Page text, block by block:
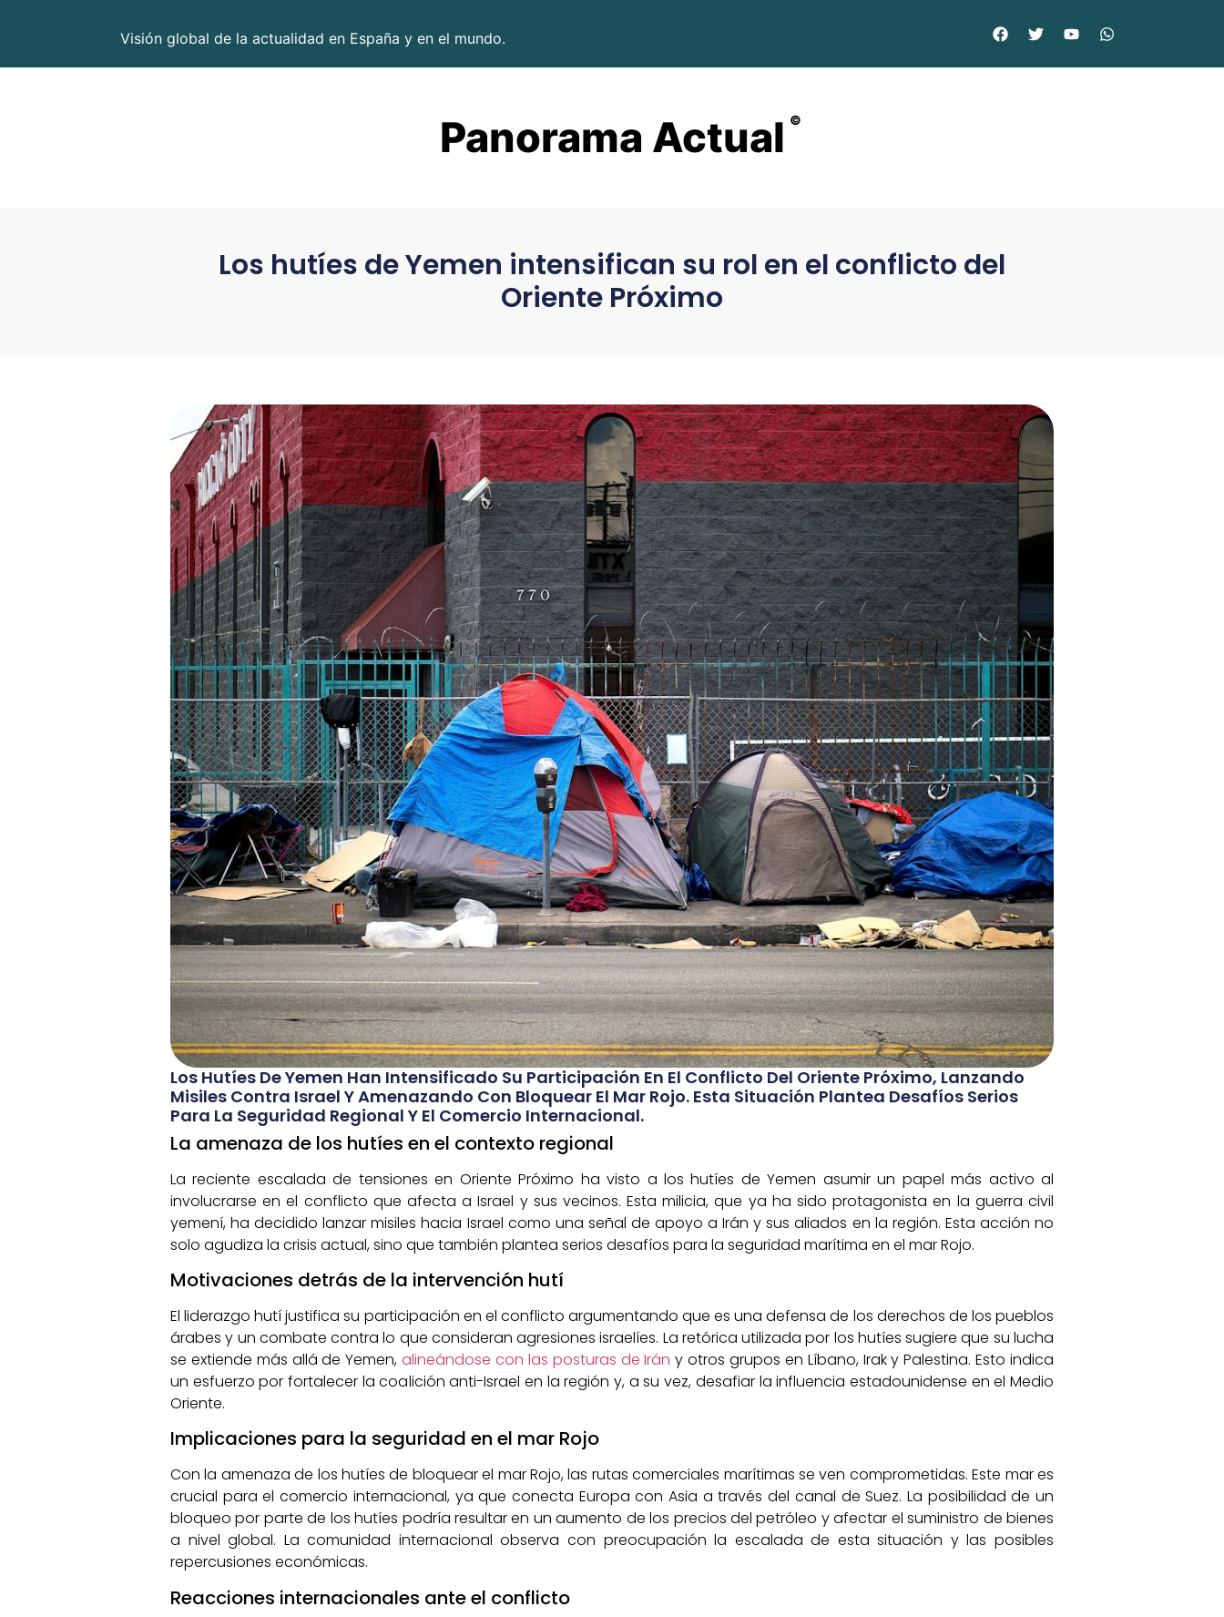
Visión global de la actualidad en España y en el mundo.
Panorama Actual ©
Los hutíes de Yemen intensifican su rol en el conflicto del
Oriente Próximo
Los Hutíes De Yemen Han Intensificado Su Participación En El Conflicto Del Oriente Próximo, Lanzando
Misiles Contra Israel Y Amenazando Con Bloquear El Mar Rojo. Esta Situación Plantea Desafíos Serios
Para La Seguridad Regional Y El Comercio Internacional.
La amenaza de los hutíes en el contexto regional
La reciente escalada de tensiones en Oriente Próximo ha visto a los hutíes de Yemen asumir un papel más activo al
involucrarse en el conflicto que afecta a Israel y sus vecinos. Esta milicia, que ya ha sido protagonista en la guerra civil
yemení, ha decidido lanzar misiles hacia Israel como una señal de apoyo a Irán y sus aliados en la región. Esta acción no
solo agudiza la crisis actual, sino que también plantea serios desafíos para la seguridad marítima en el mar Rojo.
Motivaciones detrás de la intervención hutí
El liderazgo hutí justifica su participación en el conflicto argumentando que es una defensa de los derechos de los pueblos
árabes y un combate contra lo que consideran agresiones israelíes. La retórica utilizada por los hutíes sugiere que su lucha
se extiende más allá de Yemen,alineándose con las posturas de Irán y otros grupos en Líbano, Irak y Palestina. Esto indica
un esfuerzo por fortalecer la coalición anti-Israel en la región y, a su vez, desafiar la influencia estadounidense en el Medio
Oriente.
Implicaciones para la seguridad en el mar Rojo
Con la amenaza de los hutíes de bloquear el mar Rojo, las rutas comerciales marítimas se ven comprometidas. Este mar es
crucial para el comercio internacional, ya que conecta Europa con Asia a través del canal de Suez. La posibilidad de un
bloqueo por parte de los hutíes podría resultar en un aumento de los precios del petróleo y afectar el suministro de bienes
a nivel global. La comunidad internacional observa con preocupación la escalada de esta situación y las posibles
repercusiones económicas.
Reacciones internacionales ante el conflicto